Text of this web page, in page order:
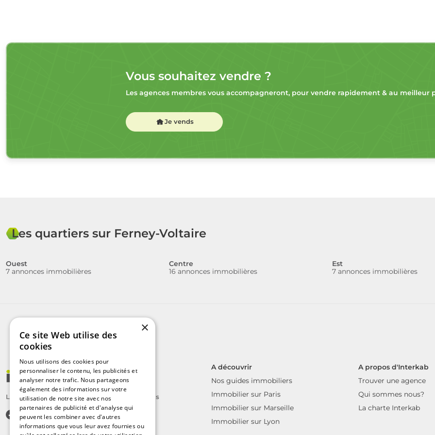
Vous souhaitez vendre ?
Les agences membres vous accompagneront, pour vendre rapidement & au meilleur
Je vends
Les quartiers sur Ferney-Voltaire
Ouest
7 annonces immobilières
Centre
16 annonces immobilières
Est
7 annonces immobilières
Le label des agents immobiliers indépendants
A découvrir
Nos guides immobiliers
Immobilier sur Paris
Immobilier sur Marseille
Immobilier sur Lyon
A propos d'Interkab
Trouver une agence
Qui sommes nous?
La charte Interkab
×
Ce site Web utilise des
cookies
Nous utilisons des cookies pour
personnaliser le contenu, les publicités et
analyser notre trafic. Nous partageons
également des informations sur votre
utilisation de notre site avec nos
partenaires de publicité et d'analyse qui
peuvent les combiner avec d'autres
informations que vous leur avez fournies ou